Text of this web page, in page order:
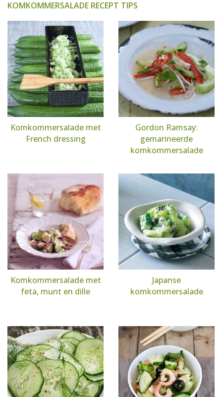
KOMKOMMERSALADE RECEPT TIPS
Komkommersalade met
French dressing
Gordon Ramsay:
gemarineerde
komkommersalade
Komkommersalade met
feta, munt en dille
Japanse
komkommersalade